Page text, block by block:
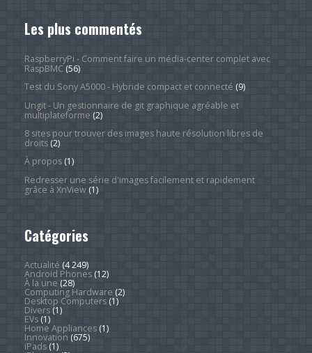
Les plus commentés
RaspberryPi - Comment faire un média-center complet avec
RaspBMC(56)
Test du Sony A5000 - Hybride compact et connecté (9)
Ungit - Un gestionnaire de git graphique agréable et
multiplateforme (2)
8 sites pour trouver des images haute résolution libres de
droits(2)
À propos(1)
Redresser une série d'images facilement et rapidement
grâce à XnView(1)
Catégories
Actualité (4 249)
Android Phones(12)
À la une (28)
Computing Hardware (2)
Desktop Computers(1)
Divers(1)
EVs(1)
Home Appliances(1)
Innovation (675)
iPads(1)